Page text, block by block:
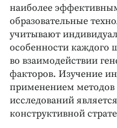
наиболее
образовательные
учитывают
особенности
во взаимодействии
факторов. Изучение
применением методов
исследований
конструктивной